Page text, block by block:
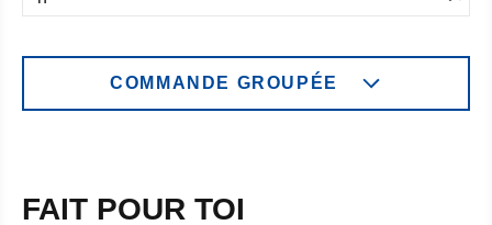
COMMANDE GROUPÉE
FAIT POUR TOI